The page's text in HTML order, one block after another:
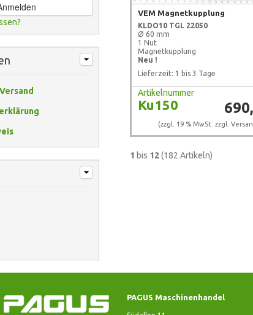
VEM Magnetkupplung
KLDO10 TGL 22050
Ø 60 mm
1 Nut
Magnetkupplung
Neu !
Lieferzeit: 1 bis 3 Tage
Artikelnummer
Ku150
(zzgl. 19 % MwSt. zzgl.
1 bis 12(182 Artikeln)
PAGUS Maschinenhandel